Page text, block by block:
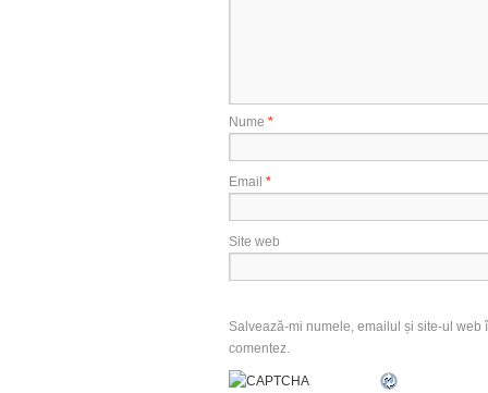
Nume *
Email *
Site web
Salvează-mi numele, emailul și site-ul
comentez.